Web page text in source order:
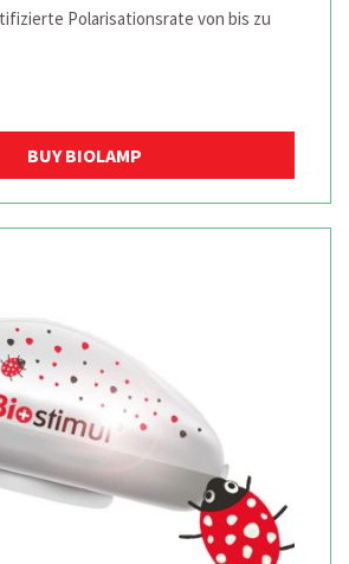
Polarisationsrate von bis zu
BUY BIOLAMP